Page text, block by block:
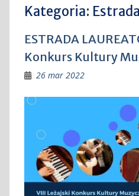
Kategoria:
ESTRADA
Konkurs Kultury
26 mar 2022